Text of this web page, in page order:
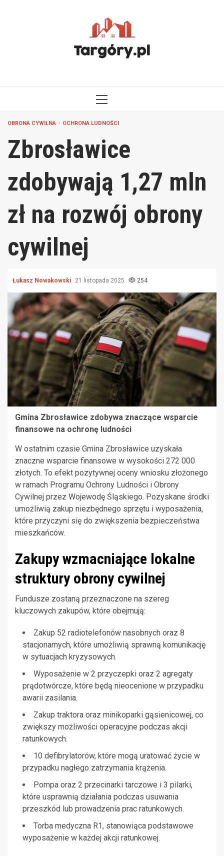
MENU
OBRONA CYWILNA OCHRONA LUDNOŚCI
Zbrosławice
zdobywają 1,27 mln
zł na rozwój obrony
cywilnej
Łukasz Nowakowski 21 listopada 2025 254
Gmina Zbrosławice zdobywa znaczące wsparcie
finansowe na ochronę ludności
W ostatnim czasie Gmina Zbrosławice uzyskała
znaczne wsparcie finansowe w wysokości 272 000
złotych. To efekt pozytywnej oceny wniosku złożonego
w ramach Programu Ochrony Ludności i Obrony
Cywilnej przez Wojewodę Śląskiego. Pozyskane środki
umożliwią zakup niezbędnego sprzętu i wyposażenia,
które przyczyni się do zwiększenia bezpieczeństwa
mieszkańców.
Zakupy wzmacniające lokalne
struktury obrony cywilnej
Fundusze zostaną przeznaczone na szereg
kluczowych zakupów, które obejmują:
Zakup 52 radiotelefonów nasobnych oraz 8
stacjonarnych, które umożliwią sprawną komunikację
w sytuacjach kryzysowych.
Wyposażenie w 2 przyczepki oraz 2 agregaty
prądotwórcze, które będą nieocenione w przypadku
awarii zasilania.
Zakup traktora oraz minikoparki gąsienicowej, co
zwiększy możliwości operacyjne podczas akcji
ratunkowych.
10 defibrylatorów, które mogą uratować życie w
przypadku nagłego zatrzymania krążenia.
Pompa oraz 2 przecinarki tarczowe i 3 pilarki,
które usprawnią działania podczas usuwania
przeszkód lub prowadzenia prac ratunkowych.
Torba medyczna R1, stanowiąca podstawowe
wyposażenie w każdej akcji ratunkowej.